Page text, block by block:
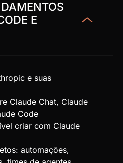
E
e suas
Claude Chat, Claude
Code
criar com Claude
automações,